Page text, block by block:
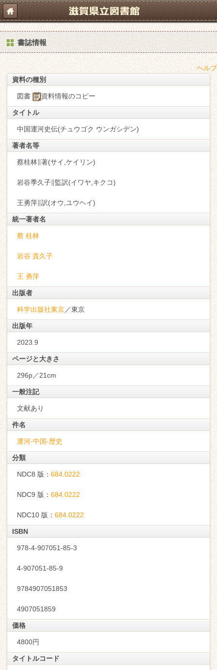
書誌情報
ヘルプ
資料の種別
図書 資料情報のコピー
タイトル
中国運河史伝(チュウゴク ウンガシデン)
著者名等
蔡桂林∥著(サイ,ケイリン)
岩谷季久子∥監訳(イワヤ,キクコ)
王勇萍∥訳(オウ,ユウヘイ)
統一著者名
蔡 桂林
岩谷 貴久子
王 勇萍
出版者
科学出版社東京／東京
出版年
2023.9
ページと大きさ
296p／21cm
一般注記
文献あり
件名
運河-中国-歴史
分類
NDC8 版： 684.0222
NDC9 版： 684.0222
NDC10 版： 684.0222
ISBN
978-4-907051-85-3
4-907051-85-9
9784907051853
4907051859
価格
4800円
タイトルコード